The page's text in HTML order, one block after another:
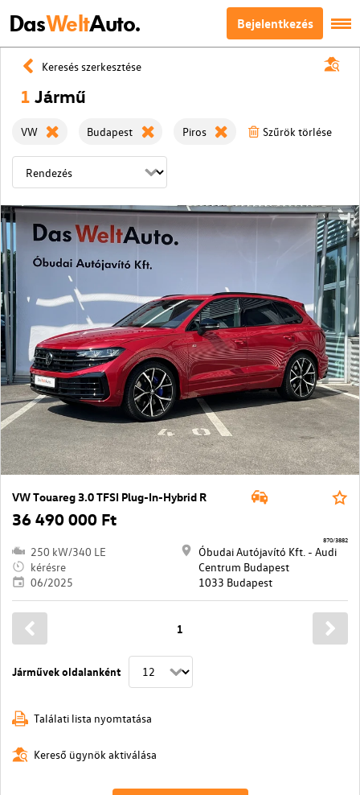
DasWeltAuto. Bejelentkezés
Keresés szerkesztése
1 Jármű
VW Budapest Piros Szűrök törlése
VW Touareg 3.0 TFSI Plug-In-Hybrid R
36 490 000 Ft
250 kW/340 LE
kérésre
06/2025
Óbudai Autójavító Kft. - Audi
Centrum Budapest
1033 Budapest
870/3882
Járművek oldalanként
1
Találati lista nyomtatása
Kereső ügynök aktiválása